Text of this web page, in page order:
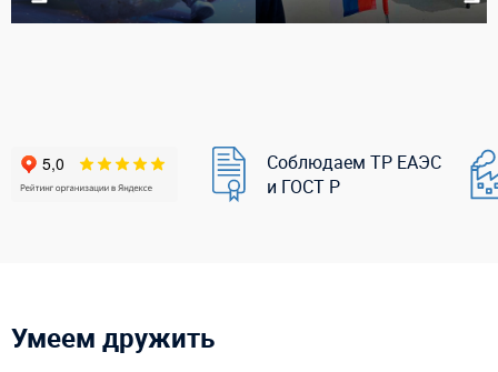
Соблюдаем ТР ЕАЭС
и ГОСТ Р
Умеем дружить